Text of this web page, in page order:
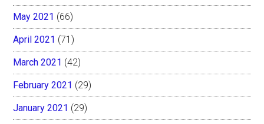
May 2021 (66)
April 2021 (71)
March 2021 (42)
February 2021 (29)
January 2021 (29)